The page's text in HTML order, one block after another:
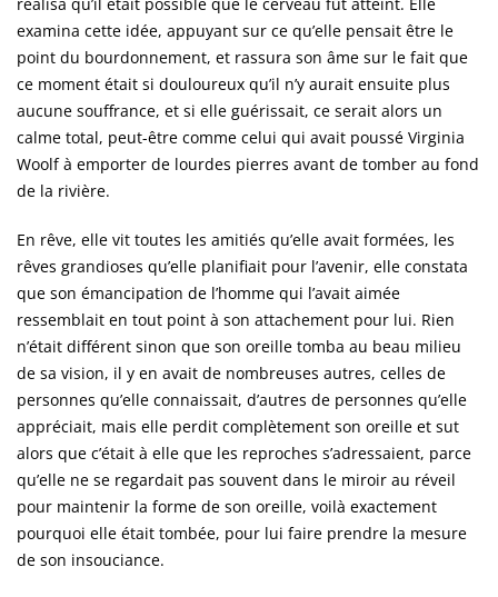
examina cette idée, appuyant sur ce qu’elle pensait être le
point du bourdonnement, et rassura son âme sur le fait que
ce moment était si douloureux qu’il n’y aurait ensuite plus
aucune souffrance, et si elle guérissait, ce serait alors un
calme total, peut-être comme celui qui avait poussé Virginia
Woolf à emporter de lourdes pierres avant de tomber au fond
de la rivière.
En rêve, elle vit toutes les amitiés qu’elle avait formées, les
rêves grandioses qu’elle planifiait pour l’avenir, elle constata
que son émancipation de l’homme qui l’avait aimée
ressemblait en tout point à son attachement pour lui. Rien
n’était différent sinon que son oreille tomba au beau milieu
de sa vision, il y en avait de nombreuses autres, celles de
personnes qu’elle connaissait, d’autres de personnes qu’elle
appréciait, mais elle perdit complètement son oreille et sut
alors que c’était à elle que les reproches s’adressaient, parce
qu’elle ne se regardait pas souvent dans le miroir au réveil
pour maintenir la forme de son oreille, voilà exactement
pourquoi elle était tombée, pour lui faire prendre la mesure
de son insouciance.